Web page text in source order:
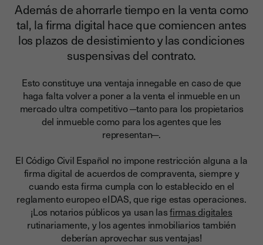
Además de ahorrarle tiempo en la venta como
tal, la firma digital hace que comiencen antes
los plazos de desistimiento y las condiciones
suspensivas del contrato.
Esto constituye una ventaja innegable en caso de que
haga falta volver a poner a la venta el inmueble en un
mercado ultra competitivo ─tanto para los propietarios
del inmueble como para los agentes que les
representan─.
El Código Civil Español no impone restricción alguna a la
firma digital de acuerdos de compraventa, siempre y
cuando esta firma cumpla con lo establecido en el
reglamento europeo eIDAS, que rige estas operaciones.
¡Los notarios públicos ya usan lasfirmas digitales
rutinariamente, y los agentes inmobiliarios también
deberían aprovechar sus ventajas!